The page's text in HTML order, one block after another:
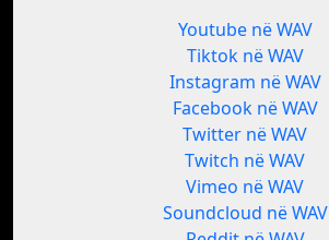
Youtube në WAV
Tiktok në WAV
Instagram në WAV
Facebook në WAV
Twitter në WAV
Twitch në WAV
Vimeo në WAV
Soundcloud në WAV